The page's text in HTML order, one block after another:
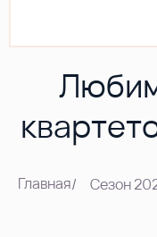
Главная/ Сезон